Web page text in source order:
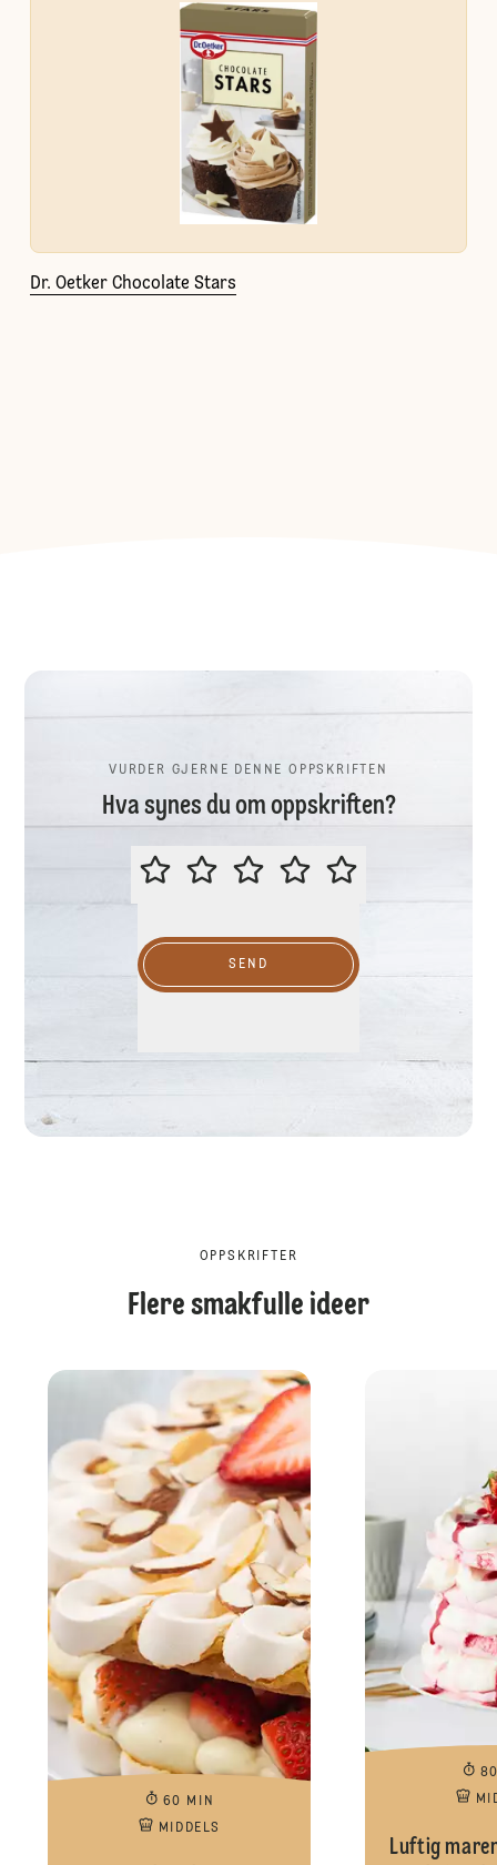
Dr. Oetker Chocolate Stars
VURDER GJERNE DENNE OPPSKRIFTEN
Hva synes du om oppskriften?
VURDER GJERNE DENNE
SEND
OPPSKRIFTER
Flere smakfulle ideer
60 MIN
MIDDELS
Luftig